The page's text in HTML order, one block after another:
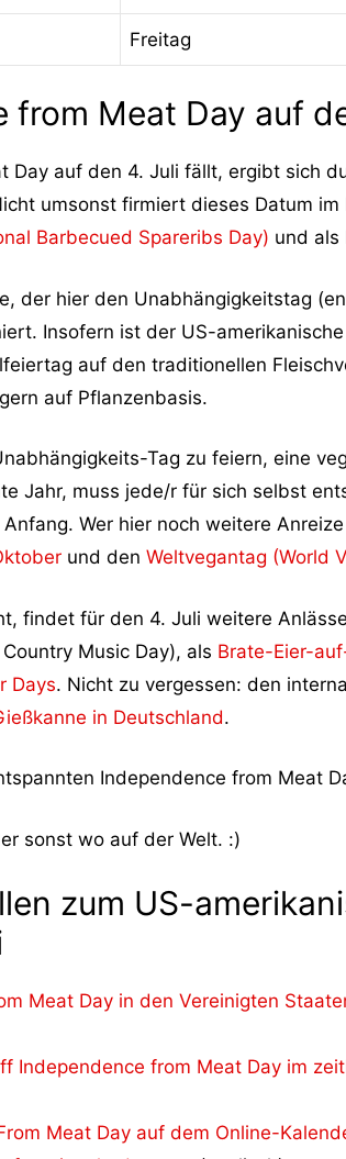
Freitag
Meat Day auf
auf den 4. Juli fällt, ergibt sich
umsonst firmiert dieses Datum
Barbecued Spareribs Day) und als
der hier den Unabhängigkeitstag
Insofern ist der US-
auf den traditionellen
auf Pflanzenbasis.
Tag zu feiern, eine
Jahr, muss jede/r für sich selbst
Wer hier noch weitere
und den Weltvegantag (World
findet für den 4. Juli weitere
Music Day), als Brate-Eier-
Days. Nicht zu vergessen: den
in Deutschland.
Independence from Meat
sonst wo auf der Welt. :)
zum US-
Meat Day in den Vereinigten
Independence from Meat Day im
Meat Day auf dem Online-